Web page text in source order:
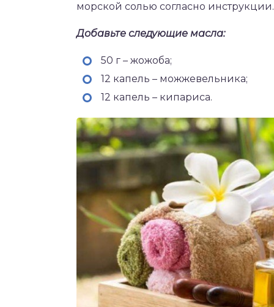
морской солью согласно инструкции.
Добавьте следующие масла:
50 г – жожоба;
12 капель – можжевельника;
12 капель – кипариса.